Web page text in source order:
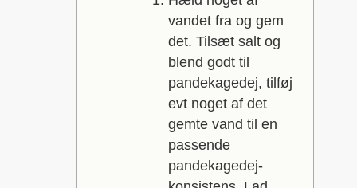
vandet fra og gem
det. Tilsæt salt og
blend godt til
pandekagedej, tilføj
evt noget af det
gemte vand til en
passende
pandekagedej-